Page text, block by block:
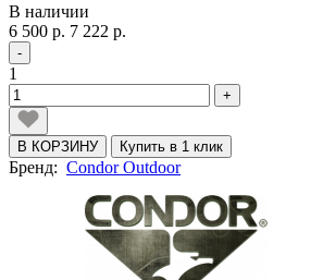
В наличии
6 500 р. 7 222 р.
-
1
+
В КОРЗИНУ Купить в 1 клик
Бренд: Condor Outdoor